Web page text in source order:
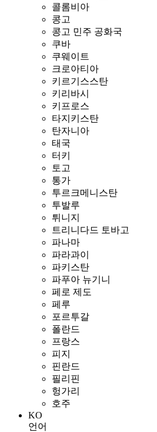
콜롬비아
콩고
콩고 민주 공화국
쿠바
쿠웨이트
크로아티아
키르기스스탄
키리바시
키프로스
타지키스탄
탄자니아
태국
터키
토고
통가
투르크메니스탄
투발루
튀니지
트리니다드 토바고
파나마
파라과이
파키스탄
파푸아 뉴기니
페로 제도
페루
포르투갈
폴란드
프랑스
피지
핀란드
필리핀
헝가리
호주
KO
언어